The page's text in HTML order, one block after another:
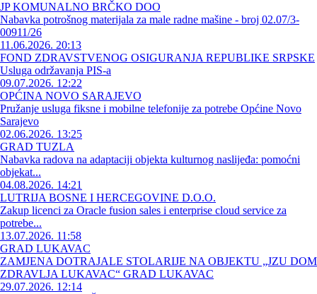
JP KOMUNALNO BRČKO DOO
Nabavka potrošnog materijala za male radne mašine - broj 02.07/3-
00911/26
11.06.2026. 20:13
FOND ZDRAVSTVENOG OSIGURANJA REPUBLIKE SRPSKE
Usluga održavanja PIS-a
09.07.2026. 12:22
OPĆINA NOVO SARAJEVO
Pružanje usluga fiksne i mobilne telefonije za potrebe Općine Novo
Sarajevo
02.06.2026. 13:25
GRAD TUZLA
Nabavka radova na adaptaciji objekta kulturnog naslijeđa: pomoćni
objekat...
04.08.2026. 14:21
LUTRIJA BOSNE I HERCEGOVINE D.O.O.
Zakup licenci za Oracle fusion sales i enterprise cloud service za
potrebe...
13.07.2026. 11:58
GRAD LUKAVAC
ZAMJENA DOTRAJALE STOLARIJE NA OBJEKTU „JZU DOM
ZDRAVLJA LUKAVAC“ GRAD LUKAVAC
29.07.2026. 12:14